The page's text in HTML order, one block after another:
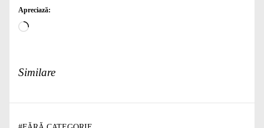
Apreciază:
Încarc...
Similare